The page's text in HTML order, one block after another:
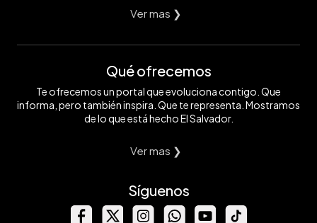
Ver mas ❯
Qué ofrecemos
Te ofrecemos un portal que evoluciona contigo. Que
informa, pero también inspira. Que te representa. Mostramos
de lo que está hecho El Salvador.
Ver mas ❯
Síguenos